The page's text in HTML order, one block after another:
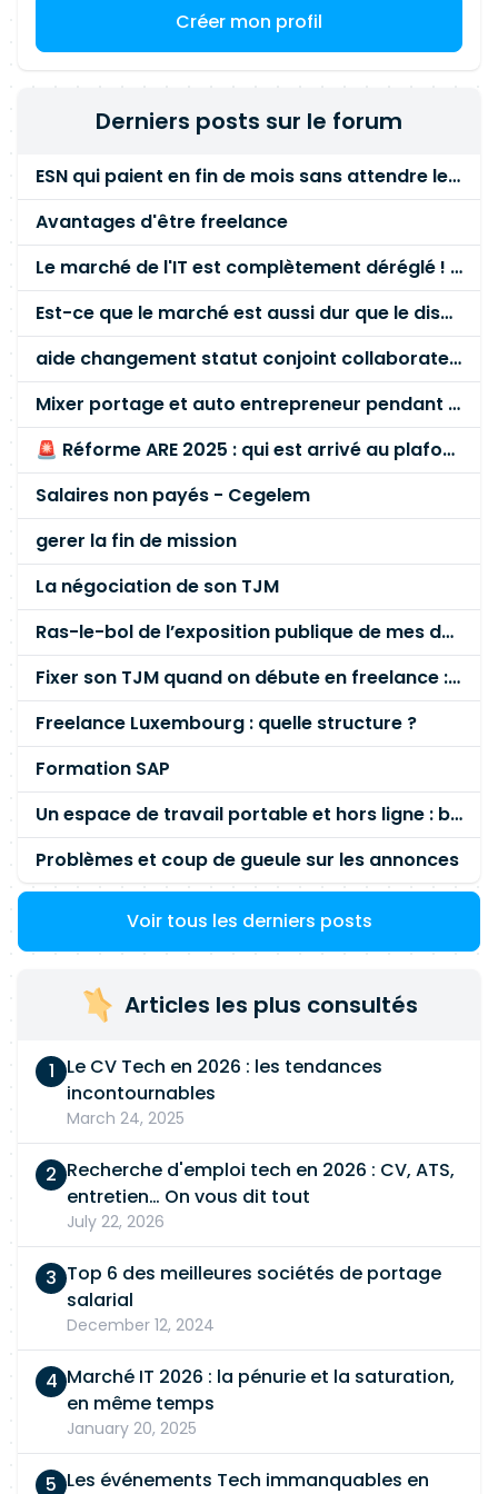
conformité aux référentiels et produire les
synthèses ; - Piloter le management des tiers
inputs, challenger devis et livrables ; -
Accompagner de manière technique et
clause-by-clause des exigences, définir les
solutions et guider leur mise en oeuvre ; -
Structurer et animer la gouvernance : assurer la
veille, capitaliser les bonnes pratiques et
reporter au management.
Créer mon profil
Derniers posts sur le forum
ESN qui paient en fin de mois sans attendre le paiement client ?
Avantages d'être freelance
Le marché de l'IT est complètement déréglé ! STOP à cette mascarade ! Il faut s'unir et résister !
Est-ce que le marché est aussi dur que le disent les commerciaux ?
aide changement statut conjoint collaborateur
Mixer portage et auto entrepreneur pendant des années - quel risque ?
🚨 Réforme ARE 2025 : qui est arrivé au plafond des 60 % en gardant son entreprise ?
Salaires non payés - Cegelem
gerer la fin de mission
La négociation de son TJM
Ras-le-bol de l’exposition publique de mes données personnelles liées à mon entreprise
Fixer son TJM quand on débute en freelance : la méthode mathématique (et pas au feeling) 🛑
Freelance Luxembourg : quelle structure ?
Formation SAP
Un espace de travail portable et hors ligne : besoin réel ou fausse bonne idée ?
Problèmes et coup de gueule sur les annonces
Voir tous les derniers posts
Articles les plus consultés
Le CV Tech en 2026 : les tendances
incontournables
March 24, 2025
Recherche d'emploi tech en 2026 : CV, ATS,
entretien… On vous dit tout
July 22, 2026
Top 6 des meilleures sociétés de portage
salarial
December 12, 2024
Marché IT 2026 : la pénurie et la saturation,
en même temps
January 20, 2025
Les événements Tech immanquables en